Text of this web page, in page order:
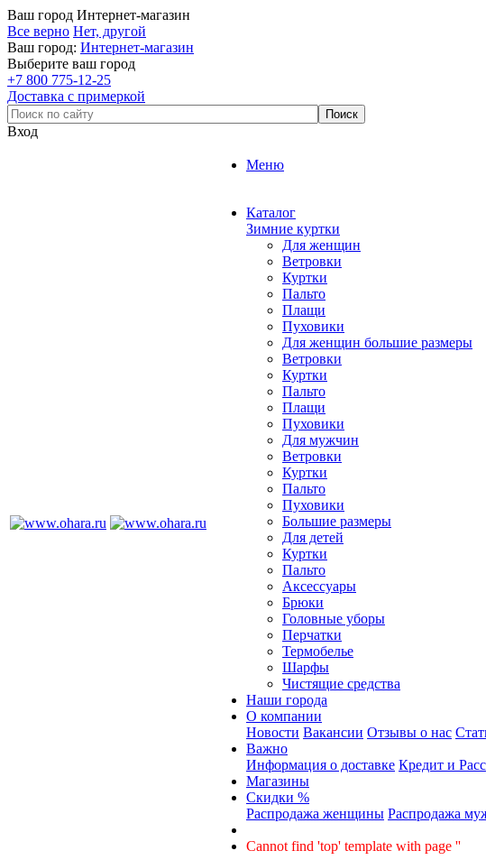
Ваш город Интернет-магазин
Все верно Нет, другой
Ваш город: Интернет-магазин
Выберите ваш город
+7 800 775-12-25
Доставка с примеркой
Вход
Меню
Каталог
Зимние куртки
Для женщин
Ветровки
Куртки
Пальто
Плащи
Пуховики
Для женщин большие размеры
Ветровки
Куртки
Пальто
Плащи
Пуховики
Для мужчин
Ветровки
Куртки
Пальто
Пуховики
Большие размеры
Для детей
Куртки
Пальто
Аксессуары
Брюки
Головные уборы
Перчатки
Термобелье
Шарфы
Чистящие средства
Наши города
О компании
Новости Вакансии Отзывы о нас
Важно
Информация о доставке Кредит и
Магазины
Скидки %
Распродажа женщины Распродажа
Cannot find 'top' template with page ''